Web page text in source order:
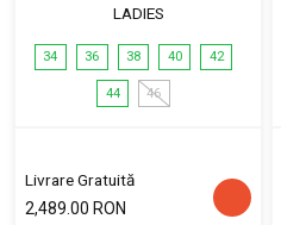
LADIES
34 36 38 40 42
44 46
Livrare Gratuită
2,489.00 RON